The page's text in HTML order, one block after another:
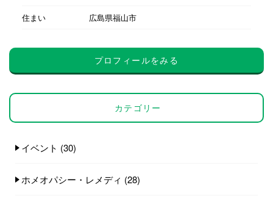
住まい
広島県福山市
プロフィールをみる
カテゴリー
イベント (30)
ホメオパシー・レメディ (28)